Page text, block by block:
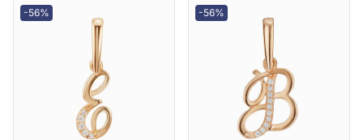
-56% -56%